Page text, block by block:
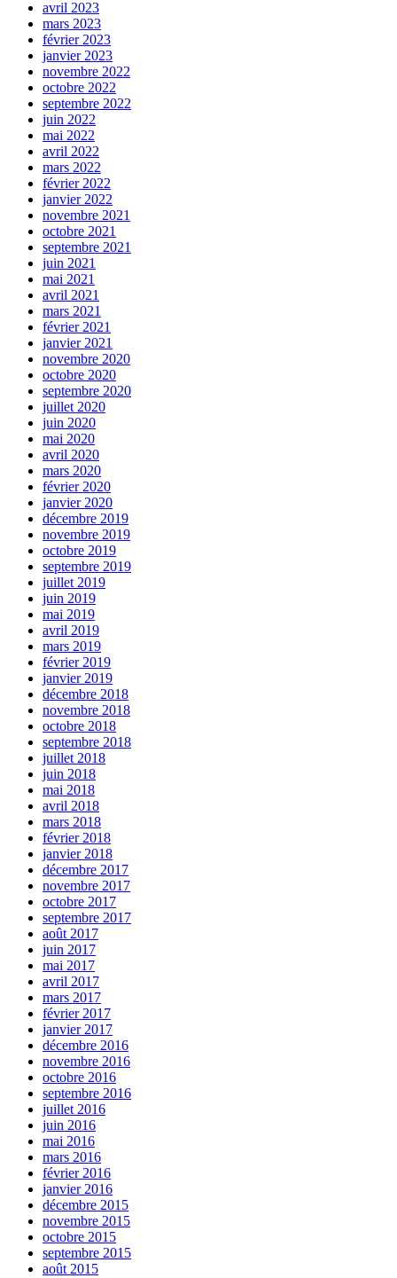
avril 2023
mars 2023
février 2023
janvier 2023
novembre 2022
octobre 2022
septembre 2022
juin 2022
mai 2022
avril 2022
mars 2022
février 2022
janvier 2022
novembre 2021
octobre 2021
septembre 2021
juin 2021
mai 2021
avril 2021
mars 2021
février 2021
janvier 2021
novembre 2020
octobre 2020
septembre 2020
juillet 2020
juin 2020
mai 2020
avril 2020
mars 2020
février 2020
janvier 2020
décembre 2019
novembre 2019
octobre 2019
septembre 2019
juillet 2019
juin 2019
mai 2019
avril 2019
mars 2019
février 2019
janvier 2019
décembre 2018
novembre 2018
octobre 2018
septembre 2018
juillet 2018
juin 2018
mai 2018
avril 2018
mars 2018
février 2018
janvier 2018
décembre 2017
novembre 2017
octobre 2017
septembre 2017
août 2017
juin 2017
mai 2017
avril 2017
mars 2017
février 2017
janvier 2017
décembre 2016
novembre 2016
octobre 2016
septembre 2016
juillet 2016
juin 2016
mai 2016
mars 2016
février 2016
janvier 2016
décembre 2015
novembre 2015
octobre 2015
septembre 2015
août 2015